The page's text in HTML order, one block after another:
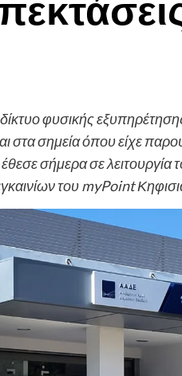
δίκτυο φυσικής
και στα σημεία όπου είχε
σήμερα σε λειτουργία
του myPoint